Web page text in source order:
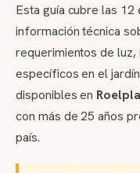
Esta guía cubre las 12
información técnica
requerimientos de luz,
específicos en el
disponibles en
con más de 25 años
país.